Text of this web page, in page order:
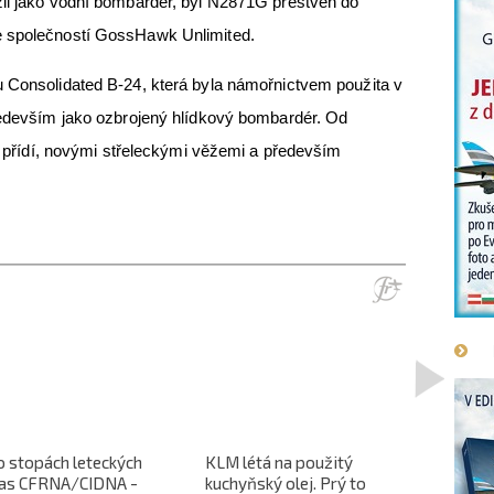
GossHawk Unlimited.
B-24, která byla námořnictvem použita v
jako ozbrojený hlídkový bombardér. Od
novými střeleckými věžemi a především
stopách leteckých
CFRNA/CIDNA -
KLM létá na použitý
kuchyňský olej. Prý to
L-610
>